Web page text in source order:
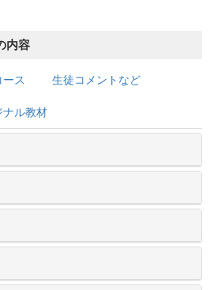
内容
ース 生徒コメントなど
ナル教材